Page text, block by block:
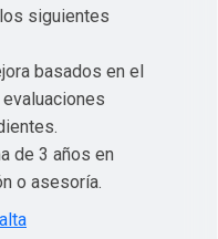
siguientes
basados en el
de 3 años en
o asesoría.